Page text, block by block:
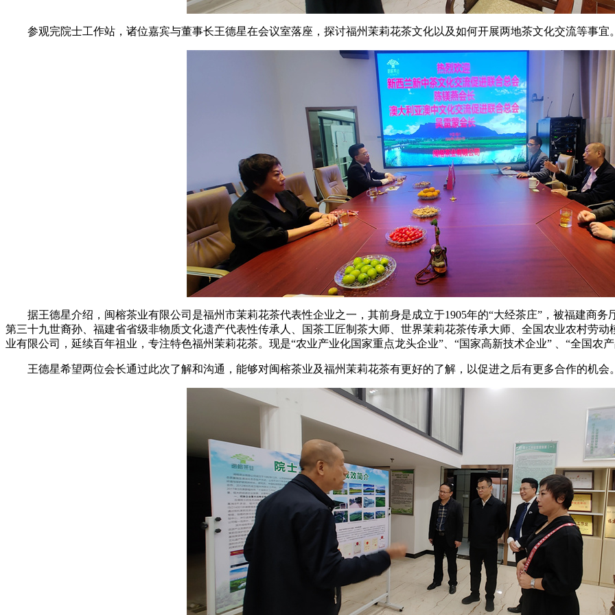
参观完院士工作站，诸位嘉宾与董事长王德星在会议室落座，探讨福州茉莉花茶文化以及如何开展两地茶文化交流等事宜
据王德星介绍，闽榕茶业有限公司是福州市茉莉花茶代表性企业之一，其前身是成立于1905年的“大经茶庄”，被福建商务
第三十九世裔孙、福建省省级非物质文化遗产代表性传承人、国茶工匠制茶大师、世界茉莉花茶传承大师、全国农业农村劳
业有限公司，延续百年祖业，专注特色福州茉莉花茶。现是“农业产业化国家重点龙头企业”、“国家高新技术企业” 、“全国农
王德星希望两位会长通过此次了解和沟通，能够对闽榕茶业及福州茉莉花茶有更好的了解，以促进之后有更多合作的机会